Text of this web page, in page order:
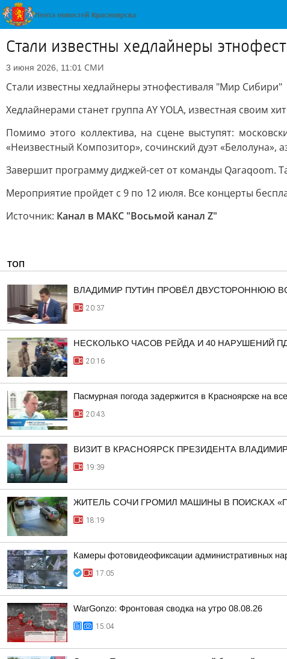
Стали известны хедлайнеры
3 июня 2026, 11:01 СМИ
Стали известны хедлайнеры этнофестиваля "Мир Сибири"
Хедлайнерами станет группа AY YOLA, известная своим
Помимо этого коллектива, на сцене выступят:
«Неизвестный Композитор», сочинский дуэт «Белолуна»,
Завершит программу диджей-сет от команды Qaraqoom.
Мероприятие пройдет с 9 по 12 июля. Все концерты
Источник: Канал в МАКС "Восьмой канал Z"
ТОП
ВЛАДИМИР ПУТИН ПРОВЁЛ ДВУСТОРОННЮЮ
20:37
НЕСКОЛЬКО ЧАСОВ РЕЙДА И 40 НАРУШЕНИЙ
20:16
Пасмурная погода задержится в Красноярске на
20:43
ВИЗИТ В КРАСНОЯРСК ПРЕЗИДЕНТА
19:39
ЖИТЕЛЬ СОЧИ ГРОМИЛ МАШИНЫ В ПОИСКАХ
18:19
Камеры фотовидеофиксации административных
17:05
WarGonzo: Фронтовая сводка на утро 08.08.26
15:04